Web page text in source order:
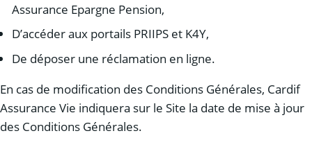
Assurance Epargne Pension,
D’accéder aux portails PRIIPS et K4Y,
De déposer une réclamation en ligne.
En cas de modification des Conditions Générales, Cardif
Assurance Vie indiquera sur le Site la date de mise à jour
des Conditions Générales.